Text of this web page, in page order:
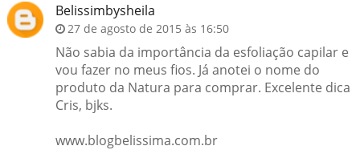
Belissimbysheila
27 de agosto de 2015 às 16:50
Não sabia da importância da esfoliação capilar e
vou fazer no meus fios. Já anotei o nome do
produto da Natura para comprar. Excelente dica
Cris, bjks.
www.blogbelissima.com.br